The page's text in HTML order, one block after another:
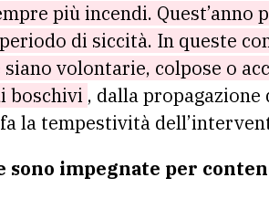
più incendi. Quest’anno
di siccità. In queste
volontarie, colpose o
boschivi , dalla
la tempestività
sono impegnate per